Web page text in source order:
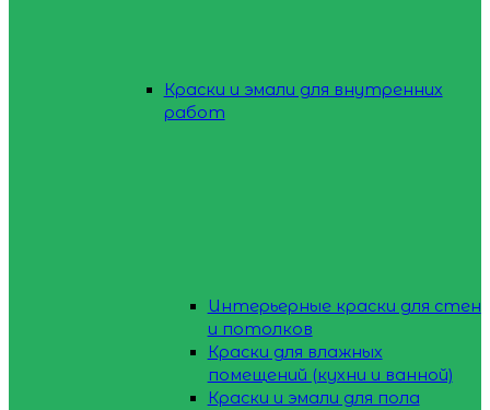
Краски и эмали для внутренних
работ
Интерьерные краски для стен
и потолков
Краски для влажных
помещений (кухни и ванной)
Краски и эмали для пола